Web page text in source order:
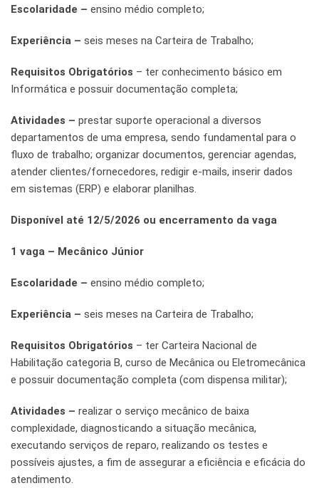
Escolaridade – ensino médio completo;
Experiência – seis meses na Carteira de Trabalho;
Requisitos Obrigatórios – ter conhecimento básico em
Informática e possuir documentação completa;
Atividades – prestar suporte operacional a diversos
departamentos de uma empresa, sendo fundamental para o
fluxo de trabalho; organizar documentos, gerenciar agendas,
atender clientes/fornecedores, redigir e-mails, inserir dados
em sistemas (ERP) e elaborar planilhas.
Disponível até 12/5/2026 ou encerramento da vaga
1 vaga – Mecânico Júnior
Escolaridade – ensino médio completo;
Experiência – seis meses na Carteira de Trabalho;
Requisitos Obrigatórios – ter Carteira Nacional de
Habilitação categoria B, curso de Mecânica ou Eletromecânica
e possuir documentação completa (com dispensa militar);
Atividades – realizar o serviço mecânico de baixa
complexidade, diagnosticando a situação mecânica,
executando serviços de reparo, realizando os testes e
possíveis ajustes, a fim de assegurar a eficiência e eficácia do
atendimento.